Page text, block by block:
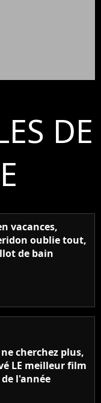
DE
vacances,
oublie tout,
de bain
cherchez plus,
LE meilleur film
l'année